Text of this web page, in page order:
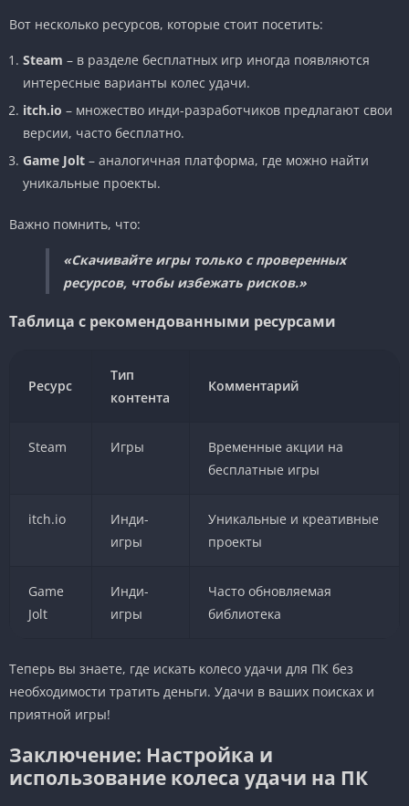
Вот несколько ресурсов, которые стоит посетить:
Steam – в разделе бесплатных игр иногда появляются
интересные варианты колес удачи.
itch.io – множество инди-разработчиков предлагают свои
версии, часто бесплатно.
Game Jolt – аналогичная платформа, где можно найти
уникальные проекты.
Важно помнить, что:
«Скачивайте игры только с проверенных
ресурсов, чтобы избежать рисков.»
Таблица с рекомендованными ресурсами
Ресурс
Тип
контента
Комментарий
Steam Игры
Временные акции на
бесплатные игры
itch.io
Инди-
игры
Уникальные и креативные
проекты
Game
Jolt
Инди-
игры
Часто обновляемая
библиотека
Теперь вы знаете, где искать колесо удачи для ПК без
необходимости тратить деньги. Удачи в ваших поисках и
приятной игры!
Заключение: Настройка и
использование колеса удачи на ПК